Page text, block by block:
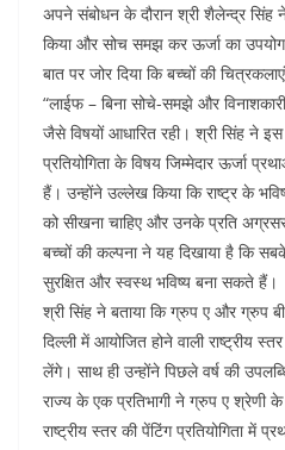
अपने संबोधन के दौरान श्री शैलेन्द्र सिंह
किया और सोच समझ कर ऊर्जा का
बात पर जोर दिया कि बच्चों की
“लाईफ – बिना सोचे-समझे और
जैसे विषयों आधारित रही। श्री सिंह ने
प्रतियोगिता के विषय जिम्मेदार ऊर्जा
हैं। उन्होंने उल्लेख किया कि राष्ट्र के
को सीखना चाहिए और उनके प्रति
बच्चों की कल्पना ने यह दिखाया है कि
सुरक्षित और स्वस्थ भविष्य बना सकते हैं।
श्री सिंह ने बताया कि ग्रुप ए और ग्रुप
दिल्ली में आयोजित होने वाली राष्ट्रीय
लेंगे। साथ ही उन्होंने पिछले वर्ष की
राज्य के एक प्रतिभागी ने ग्रुप ए श्रेणी के
राष्ट्रीय स्तर की पेंटिंग प्रतियोगिता में